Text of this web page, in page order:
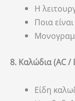
Η
Ποια
8. Καλώδια (AC /
Είδη